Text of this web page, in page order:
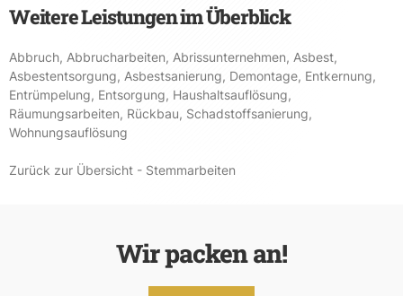
Weitere Leistungen im Überblick
Abbruch, Abbrucharbeiten, Abrissunternehmen, Asbest,
Asbestentsorgung, Asbestsanierung, Demontage, Entkernung,
Entrümpelung, Entsorgung, Haushaltsauflösung,
Räumungsarbeiten, Rückbau, Schadstoffsanierung,
Wohnungsauflösung
Zurück zur Übersicht - Stemmarbeiten
Wir packen an!